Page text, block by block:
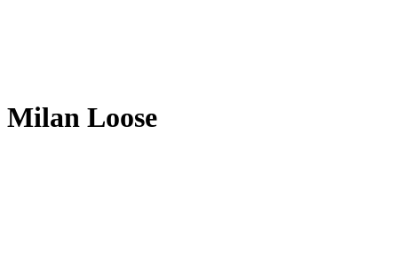
Milan Loose